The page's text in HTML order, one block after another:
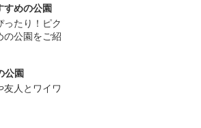
すめの公園
たり！ピク
の公園をご紹
公園
友人とワイワ